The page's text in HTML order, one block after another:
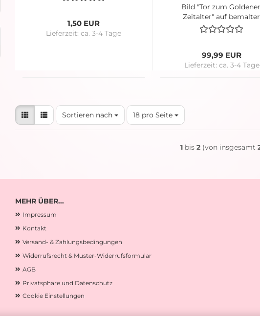
1,50 EUR
Lieferzeit:ca. 3-4 Tage
Bild "Tor zum
Zeitalter" auf bemalter
Staffelei * 12 x 18 cm
99,99 EUR
Lieferzeit: ca. 3-4 Tage
Sortieren nach
Sortieren nach 18 pro Seite
pro Seite
1bis 2(von insgesamt
MEHR ÜBER...
Impressum
Kontakt
Versand- & Zahlungsbedingungen
Widerrufsrecht & Muster-Widerrufsformular
AGB
Privatsphäre und Datenschutz
Cookie Einstellungen